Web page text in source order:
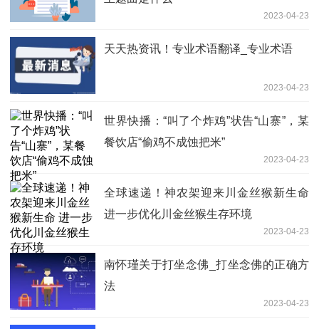
2023-04-23
天天热资讯！专业术语翻译_专业术语
2023-04-23
世界快播：“叫了个炸鸡”状告“山寨”，某
餐饮店“偷鸡不成蚀把米”
2023-04-23
全球速递！神农架迎来川金丝猴新生命
进一步优化川金丝猴生存环境
2023-04-23
南怀瑾关于打坐念佛_打坐念佛的正确方
法
2023-04-23